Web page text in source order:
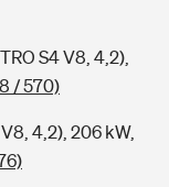
S4 V8, 4,2),
/ 570)
4,2), 206 kW,